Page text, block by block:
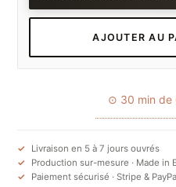
AJOUTER AU
⊙ 30 min de
Livraison en 5 à 7 jours ouvrés
Production sur-mesure · Made in
Paiement sécurisé · Stripe &